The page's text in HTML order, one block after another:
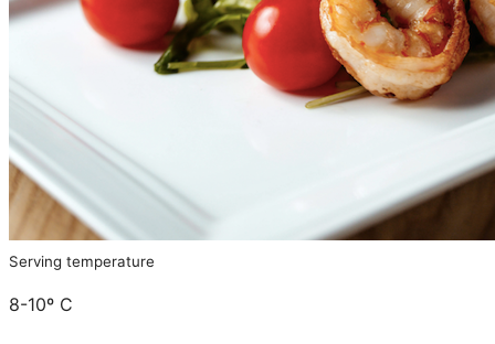
Serving temperature
8-10º C